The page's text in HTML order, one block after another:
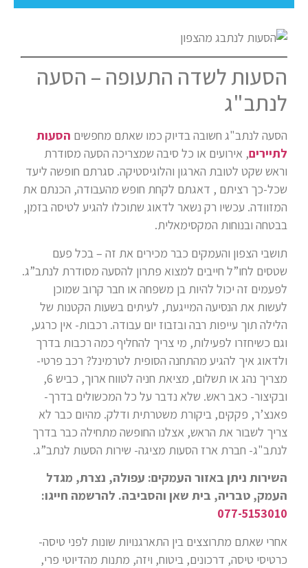
הסעות לשדה התעופה – הסעה
לנתב"ג
הסעה לנתב"ג חשובה בדיוק כמו שאתם מחפשים הסעות
לתיירים, אירועים או כל סיבה שמצריכה הסעה מסודרת
וראש שקט לטובת הארגון והלוגיסטיקה. סגרתם חופשה ליעד
שכל-כך רציתם , דאגתם לקחת חופש מהעבודה, הכנתם את
המזוודה. עכשיו רק נשאר לדאוג שתוכלו להגיע לטיסה בזמן,
בבטחה ובנוחות המקסימאלית.
תושבי הצפון והעמקים כבר מכירים את זה – בכל פעם
שטסים לחו”ל חייבים למצוא פתרון להסעה מסודרת לנתב”ג.
לפעמים זה יכול להיות בן משפחה או חבר קרוב שמוכן
לעשות את הנסיעה המייגעת, לעיתים בשעות הקטנות של
הלילה תוך עייפות רבה ובזבוז יום עבודה. רכבות- אין כרגע,
וגם כשיחזרו לפעילות, מי צריך להחליף כמה רכבות בדרך
ולדאוג איך להגיע מהתחנה הסופית לטרמינל? רכב פרטי-
מצריך נהג או תשלום, מציאת חניה לטווח ארוך, כביש 6,
ובקיצור- כאב ראש. שלא נדבר על כל המכשולים בדרך-
פאנצ’ר, פקקים, ביקורת משטרתית ודלק. מהיום כבר לא
צריך לשבור את הראש, אצלנו החופשה מתחילה כבר בדרך
לנתב"ג- חברת ארז הסעות מציגה- שירות הסעות לנתב”ג.
השירות ניתן באזור העמקים: עפולה, נצרת, מגדל
העמק, טבריה, בית שאן והסביבה. להרשמה חייגו:
077-5153010
אחרי שאתם מתרוצצים בין התארגנויות שונות לפני טיסה-
כרטיסי טיסה, דרכונים, ביטוח, ויזה, מתנות מהדיוטי פרי,